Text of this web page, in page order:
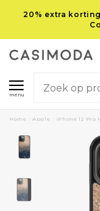
20% extra
menu
Home Apple iPhone 12 Pro